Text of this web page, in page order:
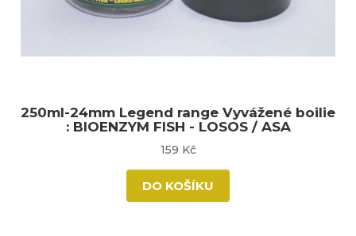
250ml-24mm Legend range Vyvážené boilie
: BIOENZYM FISH - LOSOS / ASA
159 Kč
DO KOŠÍKU